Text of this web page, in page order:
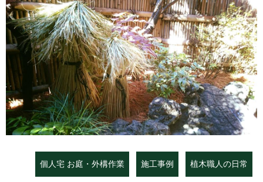
個人宅 お庭・外構作業 施工事例 植木職人の日常